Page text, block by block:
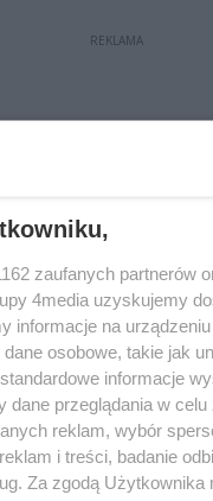
REKLAMA
Reklama Prywatność
the:protocol
zaufanych partnerów
4media uzyskujemy
informacje na
osobowe, takie jak
informacje
dane przeglądania w celu
reklam, wybór
i treści, badanie
Za zgodą Użytkownika